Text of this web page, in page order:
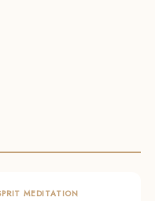
MEDITATION